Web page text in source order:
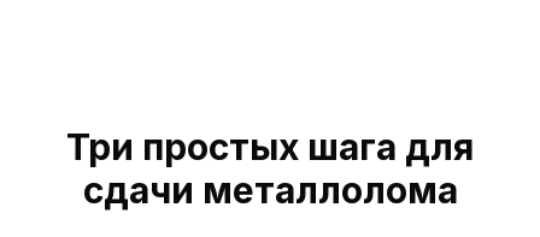
Три простых шага для
сдачи металлолома